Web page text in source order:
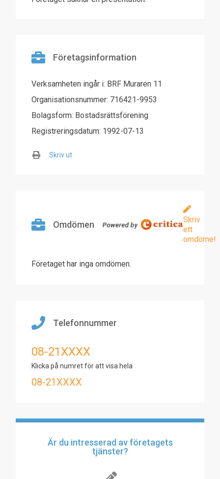
Företagsinformation
Verksamheten ingår i: BRF Muraren 11
Organisationsnummer: 716421-9953
Bolagsform: Bostadsrättsförening
Registreringsdatum: 1992-07-13
Skriv ut
Omdömen
Skriv
ett
omdöme!
Företaget har inga omdömen.
Telefonnummer
08-21XXXX
Klicka på numret för att visa hela
08-21XXXX
Är du intresserad av företagets
tjänster?